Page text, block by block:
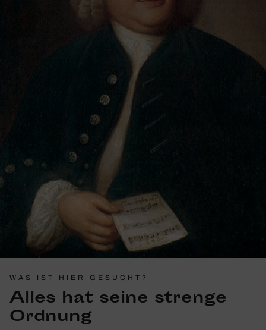
WAS IST HIER GESUCHT?
Alles hat seine strenge
Ordnung